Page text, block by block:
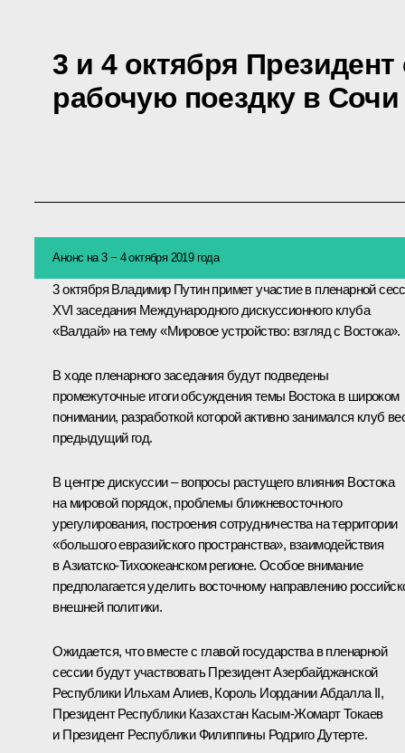
3 и 4 октября
рабочую поездку в Сочи
Анонс на 3 − 4 октября 2019 года
3 октября Владимир Путин примет участие в пленарной
XVI заседания Международного дискуссионного клуба
«Валдай» на тему «Мировое устройство: взгляд с Востока».
В ходе пленарного заседания будут подведены
промежуточные итоги обсуждения темы Востока в широком
понимании, разработкой которой активно занимался клуб
предыдущий год.
В центре дискуссии – вопросы растущего влияния Востока
на мировой порядок, проблемы ближневосточного
урегулирования, построения сотрудничества на территории
«большого евразийского пространства», взаимодействия
в Азиатско-Тихоокеанском регионе. Особое внимание
предполагается уделить восточному направлению
внешней политики.
Ожидается, что вместе с главой государства в пленарной
сессии будут участвовать Президент Азербайджанской
Республики Ильхам Алиев, Король ИорданииАбдалла II,
Президент Республики Казахстан Касым-Жомарт Токаев
и Президент Республики Филиппины Родриго Дутерте.